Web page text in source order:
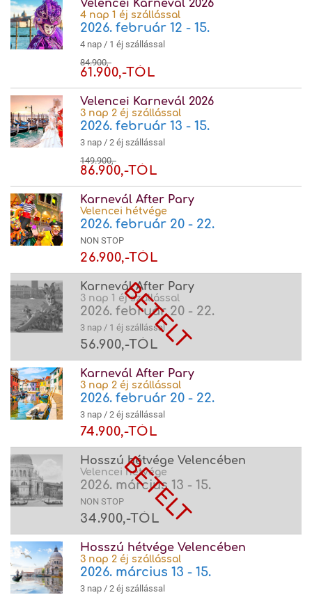
Velencei Karnevál 2026
4 nap 1 éj szállással
2026. február 12 - 15.
4 nap / 1 éj szállással
84.900,-
61.900,-TÓL
Velencei Karnevál 2026
3 nap 2 éj szállással
2026. február 13 - 15.
3 nap / 2 éj szállással
149.900,-
86.900,-TÓL
Karnevál After Pary
Velencei hétvége
2026. február 20 - 22.
NON STOP
26.900,-TÓL
Karnevál After Pary
3 nap 1 éj szállással
2026. február 20 - 22.
3 nap / 1 éj szállással
56.900,-TÓL
Karnevál After Pary
3 nap 2 éj szállással
2026. február 20 - 22.
3 nap / 2 éj szállással
74.900,-TÓL
Hosszú hétvége Velencében
Velencei hétvége
2026. március 13 - 15.
NON STOP
34.900,-TÓL
Hosszú hétvége Velencében
3 nap 2 éj szállással
2026. március 13 - 15.
3 nap / 2 éj szállással